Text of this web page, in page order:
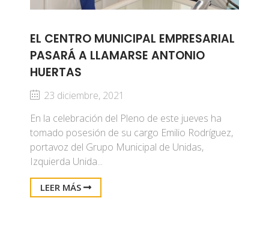
EL CENTRO MUNICIPAL EMPRESARIAL
PASARÁ A LLAMARSE ANTONIO
HUERTAS
23 diciembre, 2021
En la celebración del Pleno de este jueves ha
tomado posesión de su cargo Emilio Rodríguez,
portavoz del Grupo Municipal de Unidas,
Izquierda Unida...
LEER MÁS